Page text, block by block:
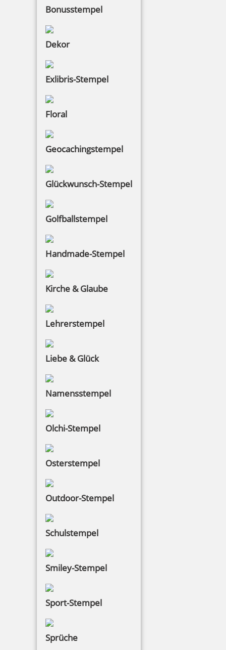
Bonusstempel
Dekor
Exlibris-Stempel
Floral
Geocachingstempel
Glückwunsch-Stempel
Golfballstempel
Handmade-Stempel
Kirche & Glaube
Lehrerstempel
Liebe & Glück
Namensstempel
Olchi-Stempel
Osterstempel
Outdoor-Stempel
Schulstempel
Smiley-Stempel
Sport-Stempel
Sprüche